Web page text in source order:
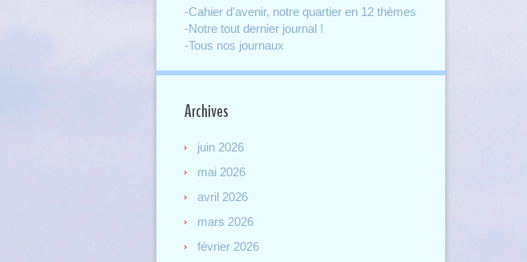
-Cahier d'avenir, notre quartier en 12 thèmes
-Notre tout dernier journal !
-Tous nos journaux
Archives
juin 2026
mai 2026
avril 2026
mars 2026
février 2026